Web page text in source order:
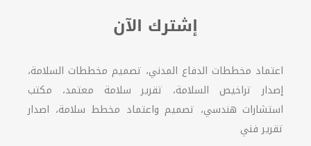
إشترك الآن
اعتماد مخططات الدفاع المدني، تصميم مخططات السلامة،
إصدار تراخيص السلامة، تقرير سلامة معتمد، مكتب
استشارات هندسي، تصميم واعتماد مخطط سلامة، اصدار
تقرير فني